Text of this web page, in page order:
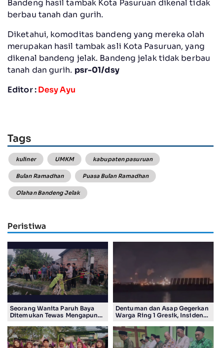
Bandeng hasil tambak Kota Pasuruan dikenal tidak
berbau tanah dan gurih.
Diketahui, komoditas bandeng yang mereka olah
merupakan hasil tambak asli Kota Pasuruan, yang
dikenal bandeng jelak. Bandeng jelak tidak berbau
tanah dan gurih. psr-01/dsy
Editor :Desy Ayu
Tags
kuliner UMKM kabupaten pasuruan
Bulan Ramadhan Puasa Bulan Ramadhan
Olahan Bandeng Jelak
Peristiwa
Seorang Wanita Paruh Baya
Ditemukan Tewas Mengapung
Dentuman dan Asap Gegerkan
Warga Ring 1 Gresik, Insiden
Smelting